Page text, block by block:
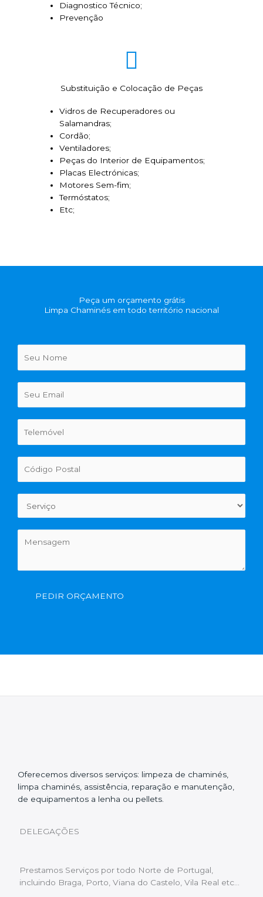
Diagnostico Técnico;
Prevenção
Substituição e Colocação de Peças
Vidros de Recuperadores ou
Salamandras;
Cordão;
Ventiladores;
Peças do Interior de Equipamentos;
Placas Electrónicas;
Motores Sem-fim;
Termóstatos;
Etc;
Peça um orçamento grátis
Limpa Chaminés em todo território nacional
PEDIR ORÇAMENTO
Oferecemos diversos serviços: limpeza de chaminés,
limpa chaminés, assistência, reparação e manutenção,
de equipamentos a lenha ou pellets.
DELEGAÇÕES
Prestamos Serviços por todo Norte de Portugal,
incluindo Braga, Porto, Viana do Castelo, Vila Real etc…